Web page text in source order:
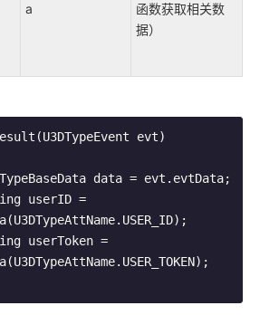
a
函数获取相关数
据）
evt)